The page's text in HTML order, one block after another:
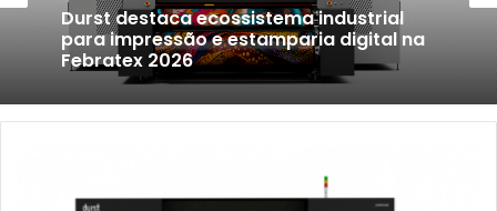
Durst destaca ecossistema industrial
para impressão e estamparia digital na
Febratex 2026
ecossistema